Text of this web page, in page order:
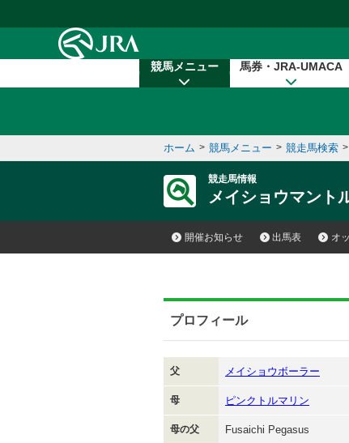
競馬メニュー 馬券・JRA-UMACA
ホーム > 競馬メニュー > 競走馬検索 >
競走馬情報
メイショウマント
開催お知らせ 出馬表 オ
プロフィール
父 メイショウボーラー
母 ピンクトルマリン
母の父 Fusaichi Pegasus